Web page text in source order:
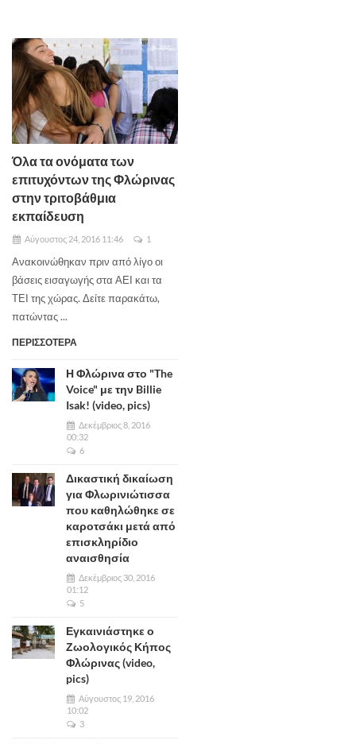
Όλα τα ονόματα των
επιτυχόντων της Φλώρινας
στην τριτοβάθμια
εκπαίδευση
Αύγουστος 24, 2016 11:46 1
Ανακοινώθηκαν πριν από λίγο οι
βάσεις εισαγωγής στα ΑΕΙ και τα
ΤΕΙ της χώρας. Δείτε παρακάτω,
πατώντας ...
ΠΕΡΙΣΣΟΤΕΡΑ
Η Φλώρινα στο "The
Voice" με την Billie
Isak! (video, pics)
Δεκέμβριος 8, 2016
00:32
6
Δικαστική δικαίωση
για Φλωρινιώτισσα
που καθηλώθηκε σε
καροτσάκι μετά από
επισκληρίδιο
αναισθησία
Δεκέμβριος 30, 2016
01:12
5
Εγκαινιάστηκε ο
Ζωολογικός Κήπος
Φλώρινας (video,
pics)
Αύγουστος 19, 2016
10:02
3